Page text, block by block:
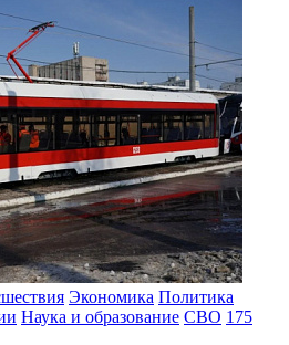
Экономика Политика
Наука и образование СВО 175